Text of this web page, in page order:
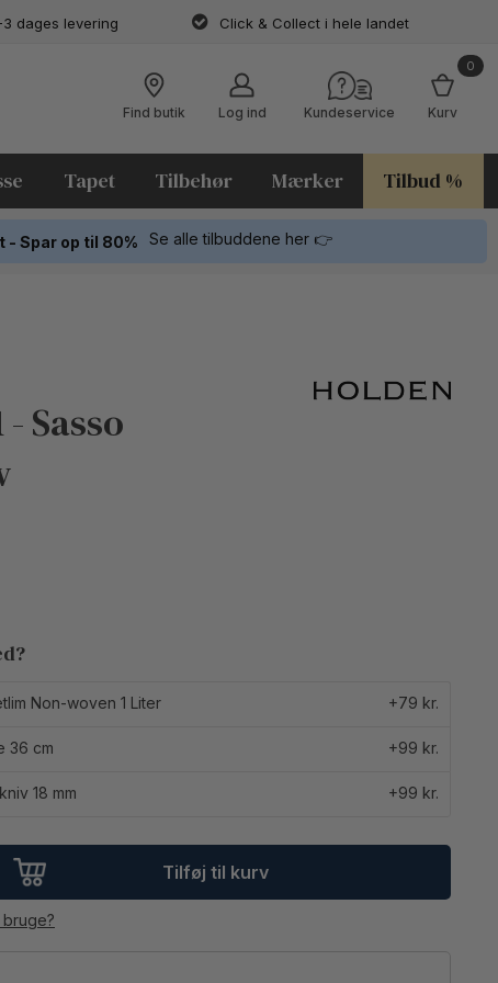
3 dages levering Click & Collect i hele landet
Find butik Log ind Kundeservice
0
Kurv
Tapet Tilbehør Mærker Tilbud %
- Spar op til 80% Se alle tilbuddene her 👉
Sasso
Non-woven 1 Liter +79 kr.
36 cm +99 kr.
18 mm +99 kr.
Tilføj til kurv